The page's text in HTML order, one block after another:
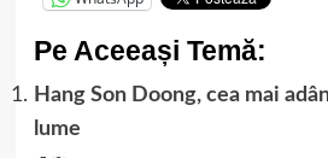
Pe Aceeași Temă:
Hang Son Doong, cea mai
lume